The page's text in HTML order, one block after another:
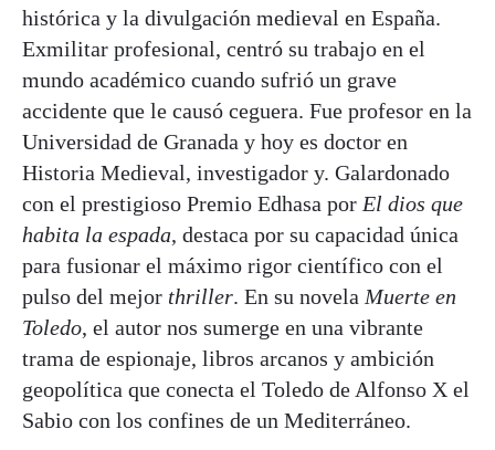
histórica y la divulgación medieval en España.
Exmilitar profesional, centró su trabajo en el
mundo académico cuando sufrió un grave
accidente que le causó ceguera. Fue profesor en la
Universidad de Granada y hoy es doctor en
Historia Medieval, investigador y. Galardonado
con el prestigioso Premio Edhasa por El dios que
habita la espada, destaca por su capacidad única
para fusionar el máximo rigor científico con el
pulso del mejor thriller. En su novela Muerte en
Toledo, el autor nos sumerge en una vibrante
trama de espionaje, libros arcanos y ambición
geopolítica que conecta el Toledo de Alfonso X el
Sabio con los confines de un Mediterráneo.